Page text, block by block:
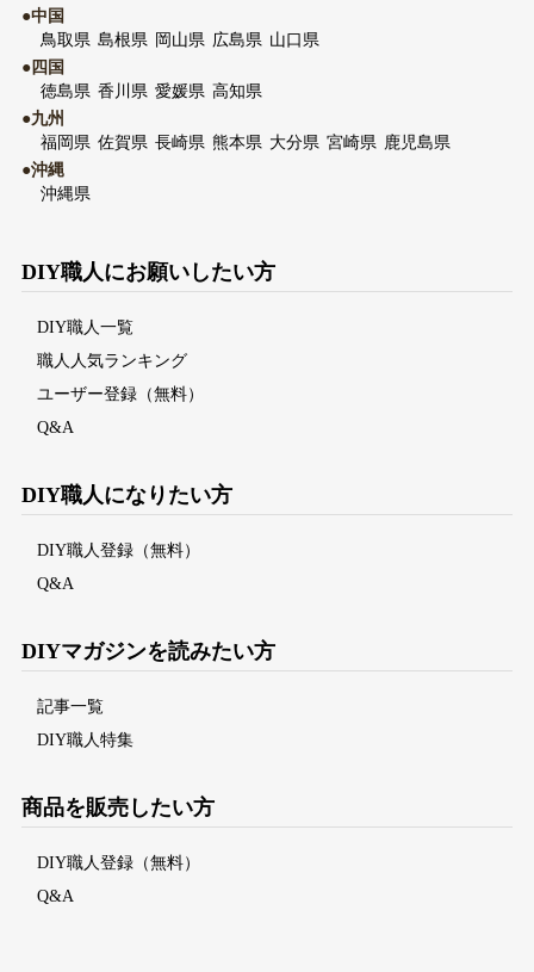
●中国
鳥取県 島根県 岡山県 広島県 山口県
●四国
徳島県 香川県 愛媛県 高知県
●九州
福岡県 佐賀県 長崎県 熊本県 大分県 宮崎県 鹿児島県
●沖縄
沖縄県
DIY職人にお願いしたい方
DIY職人一覧
職人人気ランキング
ユーザー登録（無料）
Q&A
DIY職人になりたい方
DIY職人登録（無料）
Q&A
DIYマガジンを読みたい方
記事一覧
DIY職人特集
商品を販売したい方
DIY職人登録（無料）
Q&A